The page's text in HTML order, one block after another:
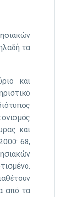
τα
και
και
68,
από τα